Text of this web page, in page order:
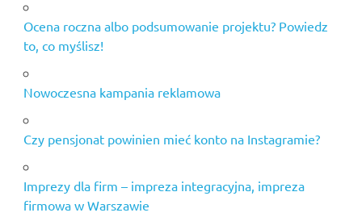
Ocena roczna albo podsumowanie projektu? Powiedz
to, co myślisz!
Nowoczesna kampania reklamowa
Czy pensjonat powinien mieć konto na Instagramie?
Imprezy dla firm – impreza integracyjna, impreza
firmowa w Warszawie